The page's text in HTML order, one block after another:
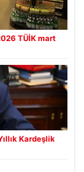
TÜİK mart
Kardeşlik